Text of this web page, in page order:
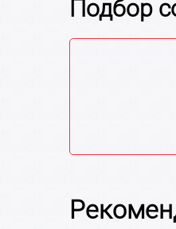
Подбор